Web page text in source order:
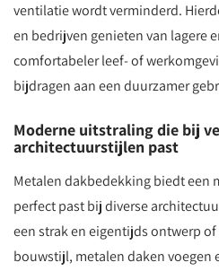
ventilatie wordt verminderd.
en bedrijven genieten van lagere
comfortabeler leef- of
bijdragen aan een duurzamer
Moderne uitstraling die bij
architectuurstijlen past
Metalen dakbedekking biedt een
perfect past bij diverse
een strak en eigentijds ontwerp
bouwstijl, metalen daken voegen